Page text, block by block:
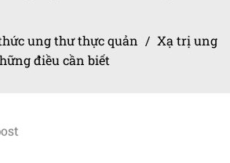
ung thư thực quản / Xạ trị ung
điều cần biết